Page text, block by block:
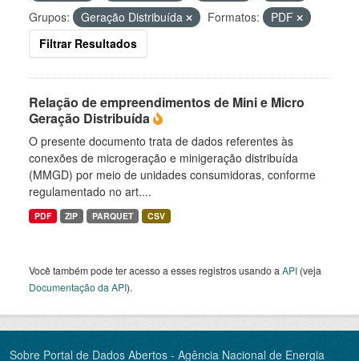
Grupos:
Geração Distribuída Formatos:
PDF
Filtrar Resultados
Relação de empreendimentos de Mini e Micro
Geração Distribuída
O presente documento trata de dados referentes às
conexões de microgeração e minigeração distribuída
(MMGD) por meio de unidades consumidoras, conforme
regulamentado no art....
PDF ZIP PARQUET CSV
Você também pode ter acesso a esses registros usando a API (veja
Documentação da API).
Sobre Portal de Dados Abertos - Agência Nacional de Energia